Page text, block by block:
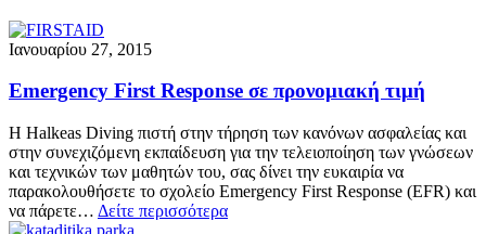
Ιανουαρίου 27, 2015
Emergency First Response σε προνομιακή τιμή
Η Halkeas Diving πιστή στην τήρηση των κανόνων ασφαλείας και
στην συνεχιζόμενη εκπαίδευση για την τελειοποίηση των γνώσεων
και τεχνικών των μαθητών του, σας δίνει την ευκαιρία να
παρακολουθήσετε το σχολείο Emergency First Response (EFR) και
να πάρετε… Δείτε περισσότερα